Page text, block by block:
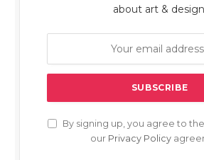
about art &
By signing up, you agree to
our Privacy Policy